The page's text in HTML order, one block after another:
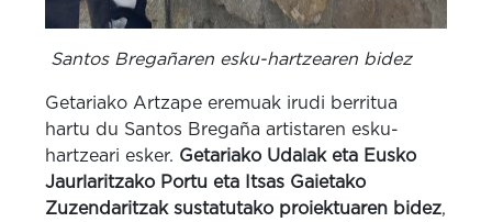
Santos Bregañaren esku-hartzearen bidez
Getariako Artzape eremuak irudi berritua
hartu du Santos Bregaña artistaren esku-
hartzeari esker. Getariako Udalak eta Eusko
Jaurlaritzako Portu eta Itsas Gaietako
Zuzendaritzak sustatutako proiektuaren bidez,